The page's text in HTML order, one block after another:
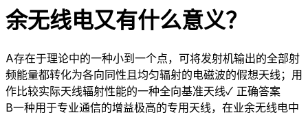
余无线电又有什么意义？
A存在于理论中的一种小到一个点，可将发射机输出的全部射
频能量都转化为各向同性且均匀辐射的电磁波的假想天线；用
作比较实际天线辐射性能的一种全向基准天线✓ 正确答案
B一种用于专业通信的增益极高的专用天线，在业余无线电中